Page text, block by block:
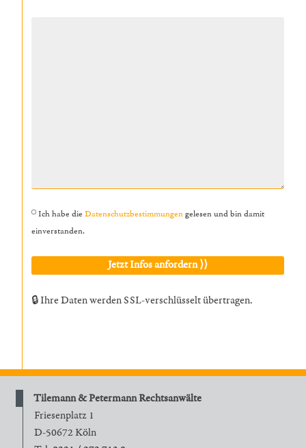
Ich habe dieDatenschutzbestimmungengelesen und bin damit
einverstanden.
🔒 Ihre Daten werden SSL-verschlüsselt übertragen.
Tilemann & Petermann Rechtsanwälte
Friesenplatz 1
D-50672 Köln